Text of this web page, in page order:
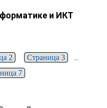
и ИКТ
2 Страница 3 ...
7